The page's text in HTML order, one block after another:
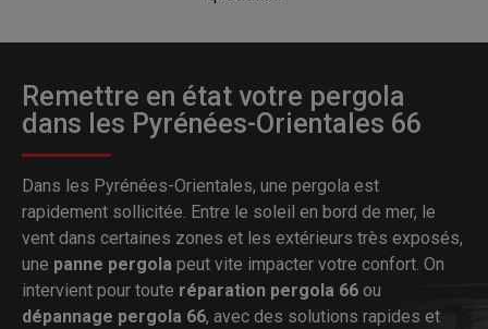
Remettre en état votre pergola
dans les Pyrénées-Orientales 66
Dans les Pyrénées-Orientales, une pergola est
rapidement sollicitée. Entre le soleil en bord de mer, le
vent dans certaines zones et les extérieurs très exposés,
une panne pergola peut vite impacter votre confort. On
intervient pour toute réparation pergola 66 ou
dépannage pergola 66, avec des solutions rapides et